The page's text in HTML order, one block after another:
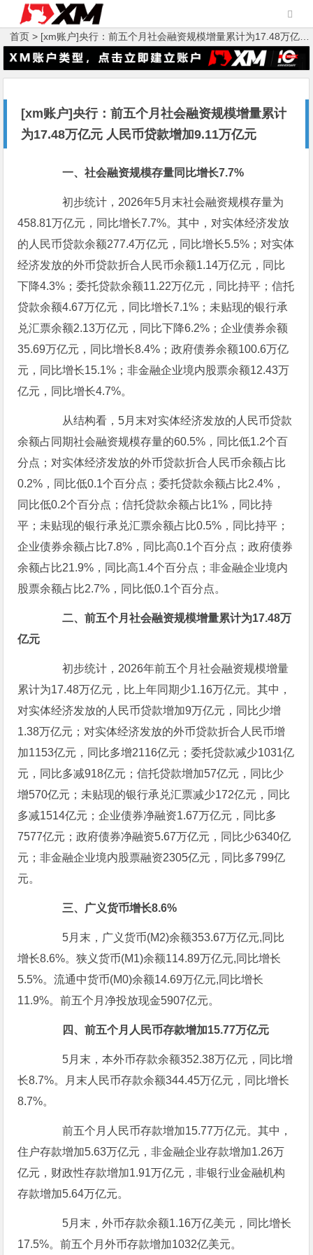
首页 > [xm账户]央行：前五个月社会融资规模增量累计为17.48万亿元 人民币贷款增加9.11万亿元
[xm账户]央行：前五个月社会融资规模增量累计
为17.48万亿元 人民币贷款增加9.11万亿元
一、社会融资规模存量同比增长7.7%
初步统计，2026年5月末社会融资规模存量为
458.81万亿元，同比增长7.7%。其中，对实体经济发放
的人民币贷款余额277.4万亿元，同比增长5.5%；对实体
经济发放的外币贷款折合人民币余额1.14万亿元，同比
下降4.3%；委托贷款余额11.22万亿元，同比持平；信托
贷款余额4.67万亿元，同比增长7.1%；未贴现的银行承
兑汇票余额2.13万亿元，同比下降6.2%；企业债券余额
35.69万亿元，同比增长8.4%；政府债券余额100.6万亿
元，同比增长15.1%；非金融企业境内股票余额12.43万
亿元，同比增长4.7%。
从结构看，5月末对实体经济发放的人民币贷款
余额占同期社会融资规模存量的60.5%，同比低1.2个百
分点；对实体经济发放的外币贷款折合人民币余额占比
0.2%，同比低0.1个百分点；委托贷款余额占比2.4%，
同比低0.2个百分点；信托贷款余额占比1%，同比持
平；未贴现的银行承兑汇票余额占比0.5%，同比持平；
企业债券余额占比7.8%，同比高0.1个百分点；政府债券
余额占比21.9%，同比高1.4个百分点；非金融企业境内
股票余额占比2.7%，同比低0.1个百分点。
二、前五个月社会融资规模增量累计为17.48万
亿元
初步统计，2026年前五个月社会融资规模增量
累计为17.48万亿元，比上年同期少1.16万亿元。其中，
对实体经济发放的人民币贷款增加9万亿元，同比少增
1.38万亿元；对实体经济发放的外币贷款折合人民币增
加1153亿元，同比多增2116亿元；委托贷款减少1031亿
元，同比多减918亿元；信托贷款增加57亿元，同比少
增570亿元；未贴现的银行承兑汇票减少172亿元，同比
多减1514亿元；企业债券净融资1.67万亿元，同比多
7577亿元；政府债券净融资5.67万亿元，同比少6340亿
元；非金融企业境内股票融资2305亿元，同比多799亿
元。
三、广义货币增长8.6%
5月末，广义货币(M2)余额353.67万亿元,同比
增长8.6%。狭义货币(M1)余额114.89万亿元,同比增长
5.5%。流通中货币(M0)余额14.69万亿元,同比增长
11.9%。前五个月净投放现金5907亿元。
四、前五个月人民币存款增加15.77万亿元
5月末，本外币存款余额352.38万亿元，同比增
长8.7%。月末人民币存款余额344.45万亿元，同比增长
8.7%。
前五个月人民币存款增加15.77万亿元。其中，
住户存款增加5.63万亿元，非金融企业存款增加1.26万
亿元，财政性存款增加1.91万亿元，非银行业金融机构
存款增加5.64万亿元。
5月末，外币存款余额1.16万亿美元，同比增长
17.5%。前五个月外币存款增加1032亿美元。